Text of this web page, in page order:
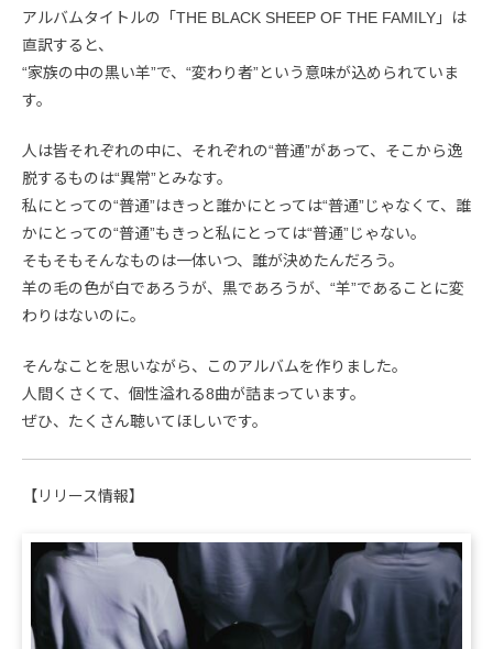
アルバムタイトルの「THE BLACK SHEEP OF THE FAMILY」は
直訳すると、
“家族の中の黒い羊”で、“変わり者”という意味が込められていま
す。
人は皆それぞれの中に、それぞれの“普通”があって、そこから逸
脱するものは“異常”とみなす。
私にとっての“普通”はきっと誰かにとっては“普通”じゃなくて、誰
かにとっての“普通”もきっと私にとっては“普通”じゃない。
そもそもそんなものは一体いつ、誰が決めたんだろう。
羊の毛の色が白であろうが、黒であろうが、“羊”であることに変
わりはないのに。
そんなことを思いながら、このアルバムを作りました。
人間くさくて、個性溢れる8曲が詰まっています。
ぜひ、たくさん聴いてほしいです。
【リリース情報】